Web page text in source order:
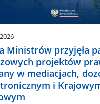
Ministrów przyjęła
projektów
w mediacjach,
i